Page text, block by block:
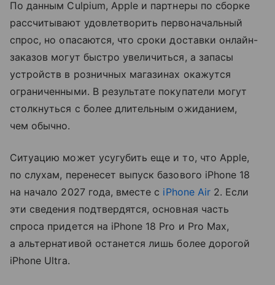
По данным Culpium, Apple и партнеры по сборке
рассчитывают удовлетворить первоначальный
спрос, но опасаются, что сроки доставки онлайн-
заказов могут быстро увеличиться, а запасы
устройств в розничных магазинах окажутся
ограниченными. В результате покупатели могут
столкнуться с более длительным ожиданием,
чем обычно.
Ситуацию может усугубить еще и то, что Apple,
по слухам, перенесет выпуск базового iPhone 18
на начало 2027 года, вместе с iPhone Air2. Если
эти сведения подтвердятся, основная часть
спроса придется на iPhone 18 Pro и Pro Max,
а альтернативой останется лишь более дорогой
iPhone Ultra.